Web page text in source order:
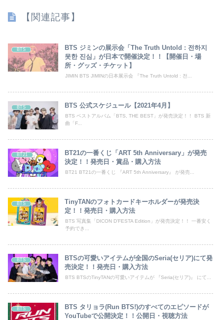
【関連記事】
BTS
BTS ジミンの展示会「The Truth Untold : 전하지
못한 진심」が日本で開催決定！！【開催日・場
所・グッズ・チケット】
JIMIN BTS JIMINの日本展示会 『The Truth Untold : 전...
BTS BTS 公式スケジュール【2021年4月】
BTS ベストアルバム「BTS, THE BEST」が発売決定！！ BTS 新
曲「F...
BT21
BT21の一番くじ「ART 5th Anniversary」が発売
決定！！発売日・賞品・購入方法
BT21 BT21の一番くじ 『ART 5th Anniversary』 が発売...
BTS
TinyTANのフォトカードキーホルダーが発売決
定！！発売日・購入方法
BTS 写真集「DICON D’FESTA Edition」が発売決定！！ 一番安く
予約でき...
BTS
BTSの可愛いアイテムが全国のSeria(セリア)にて発
売決定！！発売日・購入方法
BTS BTSのTinyTANの可愛いアイテムが 『Seria(セリア)』 にて...
BTS
BTS タリョラ(Run BTS!)のすべてのエピソードが
YouTubeで公開決定！！公開日・視聴方法